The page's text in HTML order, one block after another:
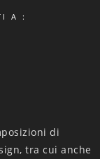
A :
di
tra cui anche